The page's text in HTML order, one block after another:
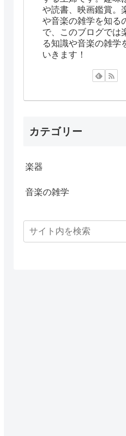
や読書、映画鑑賞。
や音楽の雑学を知る
で、このブログでは
る知識や音楽の雑学
いきます！
カテゴリー
楽器
音楽の雑学